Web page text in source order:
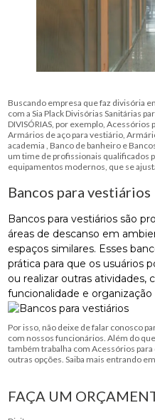
Buscando empresa que faz divisória
com a Sia Plack Divisórias Sanitárias
DIVISÓRIAS, por exemplo,
Armários de aço para vestiário,
academia , Banco de banheiro e
um time de profissionais qualificados
equipamentos modernos, que se
Bancos para vestiários
Bancos para vestiários são
áreas de descanso em
espaços similares. Esses
prática para que os usuários
ou realizar outras atividades,
funcionalidade e organização
Por isso, não deixe de falar conosco
com nossos funcionários. Além do
também trabalha com Acessórios
outras opções. Saiba mais entrando
FAÇA UM